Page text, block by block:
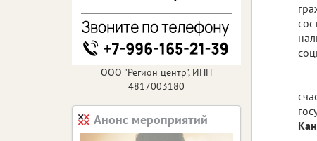
ООО "Регион центр", ИНН
4817003180
Анонс мероприятий